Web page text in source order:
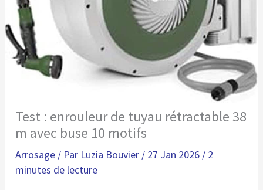
Test : enrouleur de tuyau rétractable 38
m avec buse 10 motifs
Arrosage / Par Luzia Bouvier / 27 Jan 2026 / 2
minutes de lecture